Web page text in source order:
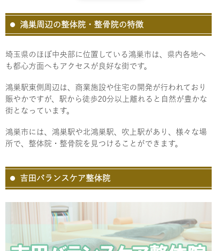
鴻巣周辺の整体院・整骨院の特徴
埼玉県のほぼ中央部に位置している鴻巣市は、県内各地へ
も都心方面へもアクセスが良好な街です。
鴻巣駅東側周辺は、商業施設や住宅の開発が行われており
賑やかですが、駅から徒歩20分以上離れると自然が豊かな
街となっています。
鴻巣市には、鴻巣駅や北鴻巣駅、吹上駅があり、様々な場
所で、整体院・整骨院を見つけることができます。
吉田バランスケア整体院